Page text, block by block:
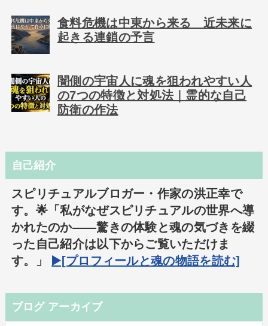
食料危機は中東から来る 近未来に
起きる連鎖の予言
闇側の宇宙人に魂を狙われやすい人
の7つの特徴と対処法｜霊的な自己
防衛の作法
自己紹介
スピリチュアルブロガー・作家の洪正幸で
す。🌟「私がなぜスピリチュアルの世界へ導
かれたのか――驚きの体験と魂の気づきを綴
った自己紹介は以下からご覧いただけま
す。」
▶️[プロフィールと魂の物語を読む]
ブログ アーカイブ